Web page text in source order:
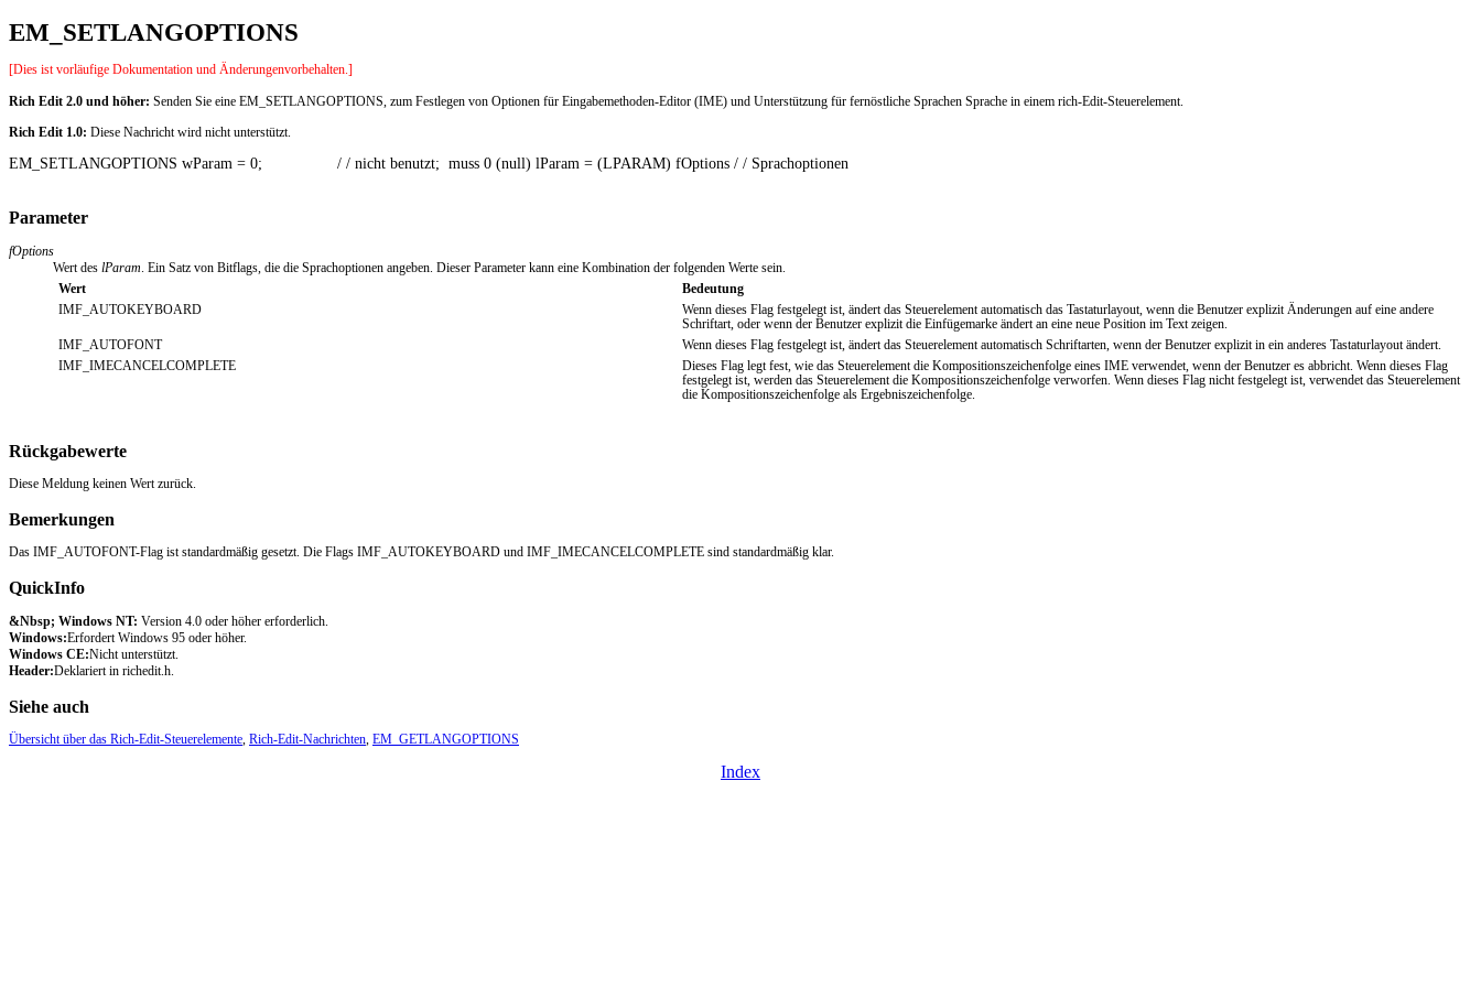
EM_SETLANGOPTIONS
[Dies ist vorläufige Dokumentation und Änderungenvorbehalten.]
Rich Edit 2.0 und höher: Senden Sie eine EM_SETLANGOPTIONS, zum Festlegen von Optionen für Eingabemethoden-Editor (IME) und Unterstützung für fernöstliche Sprachen Sprache in einem rich-Edit-Steuerelement.
Rich Edit 1.0: Diese Nachricht wird nicht unterstützt.
EM_SETLANGOPTIONS wParam = 0;                 / / nicht benutzt;  muss 0 (null) lParam = (LPARAM) fOptions / / Sprachoptionen
Parameter
fOptions
Wert des lParam . Ein Satz von Bitflags, die die Sprachoptionen angeben. Dieser Parameter kann eine Kombination der folgenden Werte sein.
Wert
Bedeutung
IMF_AUTOKEYBOARD
Wenn dieses Flag festgelegt ist, ändert das Steuerelement automatisch das Tastaturlayout, wenn die Benutzer explizit Änderungen auf eine andere
Schriftart, oder wenn der Benutzer explizit die Einfügemarke ändert an eine neue Position im Text zeigen.
IMF_AUTOFONT
Wenn dieses Flag festgelegt ist, ändert das Steuerelement automatisch Schriftarten, wenn der Benutzer explizit in ein anderes Tastaturlayout ändert.
IMF_IMECANCELCOMPLETE
Dieses Flag legt fest, wie das Steuerelement die Kompositionszeichenfolge eines IME verwendet, wenn der Benutzer es abbricht. Wenn dieses Flag
festgelegt ist, werden das Steuerelement die Kompositionszeichenfolge verworfen. Wenn dieses Flag nicht festgelegt ist, verwendet das Steuerelement
die Kompositionszeichenfolge als Ergebniszeichenfolge.
Rückgabewerte
Diese Meldung keinen Wert zurück.
Bemerkungen
Das IMF_AUTOFONT-Flag ist standardmäßig gesetzt. Die Flags IMF_AUTOKEYBOARD und IMF_IMECANCELCOMPLETE sind standardmäßig klar.
QuickInfo
&Nbsp; Windows NT: Version 4.0 oder höher erforderlich.
Windows:Erfordert Windows 95 oder höher.
Windows CE:Nicht unterstützt.
Header:Deklariert in richedit.h.
Siehe auch
Übersicht über das Rich-Edit-Steuerelemente, Rich-Edit-Nachrichten, EM_GETLANGOPTIONS
Index